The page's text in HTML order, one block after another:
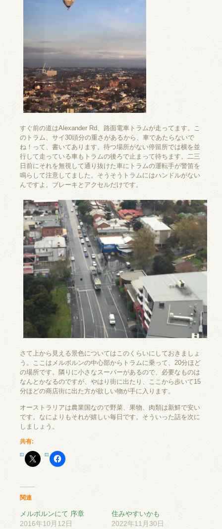
すぐ前の道はAlexander Rd、路面電車トラムが走ってます。こ
のトラム、サイ30頭分の重さがあるから、車であたらないで
ね！って、書いてあります。待つ場所がない停留所では横を並
行して走っている車もトラムの後ろで止まって待ちます。二三
日前にそれを無視して通り抜けた車にトラムの運転手が警笛を
鳴らして注意してました。そうそうトラムにはハンドルがない
んですよ。ブレーキとアクセルだけです。
さて上から見える景色についてはこのくらいにしておきましょ
う。ここはメルボルンの中心部からトラムに乗って、20分ほど
の場所です。隣りに小さなスーパーがあるので、必要なものは
なんとかなるのですが、やはり街に出たり、ここから歩いて15
分ほどの商店街に出た方が欲しい物が手に入ります。
オーストラリアは農業国なので野菜、果物、肉類は新鮮で安い
です。なによりもそれが嬉しい毎日です。そういった話を次に
しましょう。
共有:
関連
メルボルンにて 序章
2016年10月12日
住みやすいかも
2022年11月30日